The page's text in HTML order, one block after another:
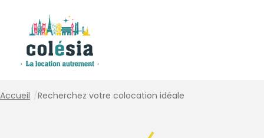
Accueil /Recherchez votre colocation idéale